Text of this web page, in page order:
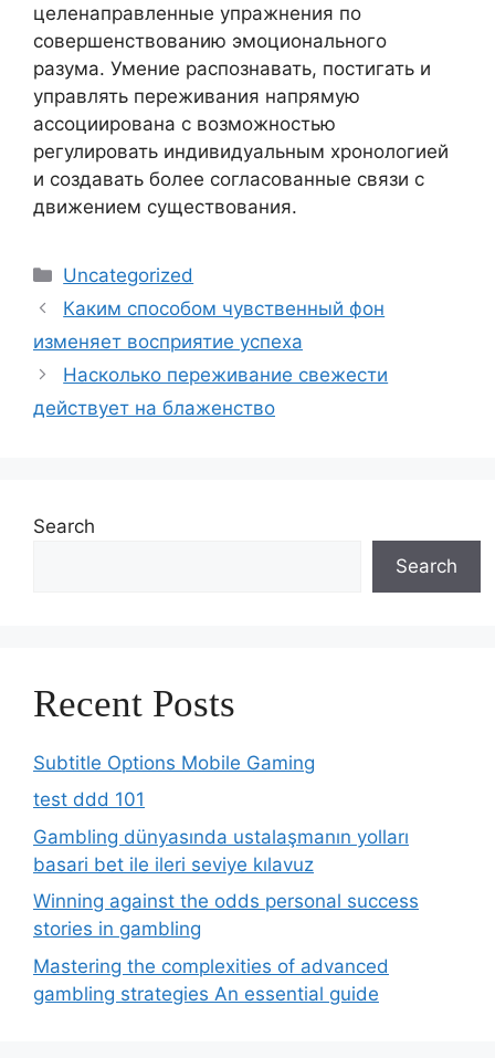
целенаправленные упражнения по
совершенствованию эмоционального
разума. Умение распознавать, постигать и
управлять переживания напрямую
ассоциирована с возможностью
регулировать индивидуальным хронологией
и создавать более согласованные связи с
движением существования.
Categories
Uncategorized
Каким способом чувственный фон
изменяет восприятие успеха
Насколько переживание свежести
действует на блаженство
Search
Search
Recent Posts
Subtitle Options Mobile Gaming
test ddd 101
Gambling dünyasında ustalaşmanın yolları
basari bet ile ileri seviye kılavuz
Winning against the odds personal success
stories in gambling
Mastering the complexities of advanced
gambling strategies An essential guide